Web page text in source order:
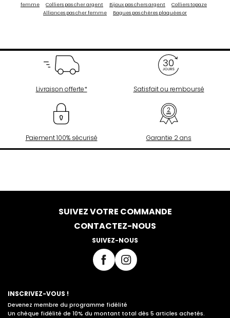
femme
Colliers pas cher argent Bijoux pas chers argent
Colliers topaze
Alliances pas cher femme
Bagues pas chères plaquées or
Livraison offerte* Satisfait ou remboursé
Paiement 100% sécurisé Garantie 2 ans
SUIVEZ VOTRE COMMANDE
CONTACTEZ-NOUS
SUIVEZ-NOUS
INSCRIVEZ-VOUS !
Devenez membre du programme fidélité
Un chèque fidélité de 10% du montant total dès 5 articles achetés.